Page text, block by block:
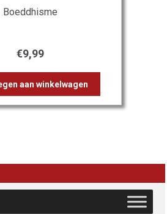
Boeddhisme
€9,99
aan winkelwagen